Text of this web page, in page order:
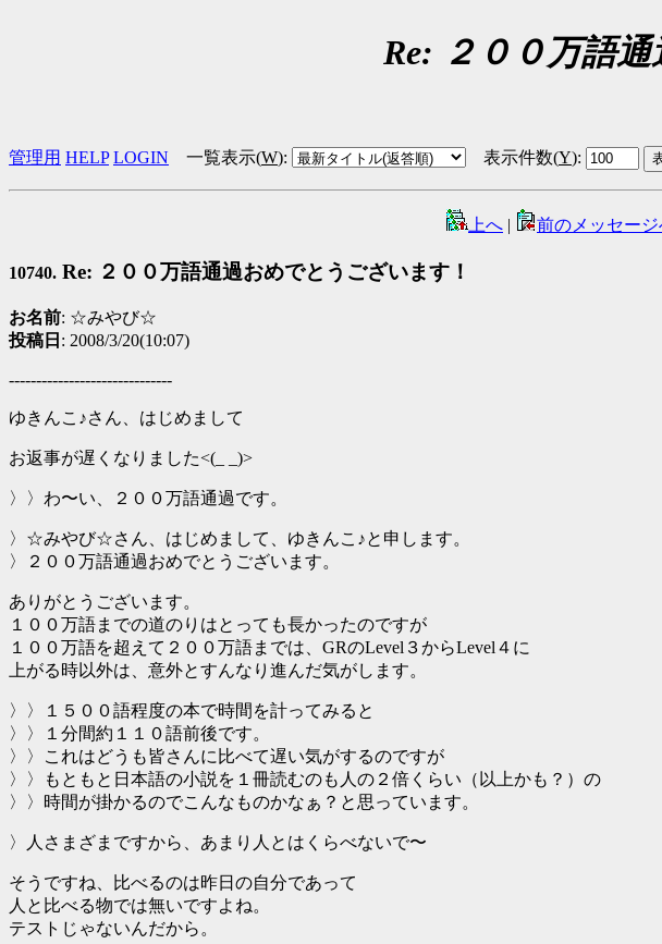
Re: ２００万語
管理用 HELP LOGIN 一覧表示(W): 表示件数(Y):
上へ | 前のメッセージ
10740. Re: ２００万語通過おめでとうございます！
お名前: ☆みやび☆
投稿日 : 2008/3/20(10:07)
------------------------------
ゆきんこ♪さん、はじめまして
お返事が遅くなりました<(_ _)>
〉〉わ〜い、２００万語通過です。
〉☆みやび☆さん、はじめまして、ゆきんこ♪と申します。
〉２００万語通過おめでとうございます。
ありがとうございます。
１００万語までの道のりはとっても長かったのですが
１００万語を超えて２００万語までは、GRのLevel３からLevel４に
上がる時以外は、意外とすんなり進んだ気がします。
〉〉１５００語程度の本で時間を計ってみると
〉〉１分間約１１０語前後です。
〉〉これはどうも皆さんに比べて遅い気がするのですが
〉〉もともと日本語の小説を１冊読むのも人の２倍くらい（以上かも？）の
〉〉時間が掛かるのでこんなものかなぁ？と思っています。
〉人さまざまですから、あまり人とはくらべないで〜
そうですね、比べるのは昨日の自分であって
人と比べる物では無いですよね。
テストじゃないんだから。